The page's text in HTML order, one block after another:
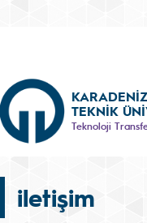
KARADENİZ
TEKNİK
Teknoloji
iletişim